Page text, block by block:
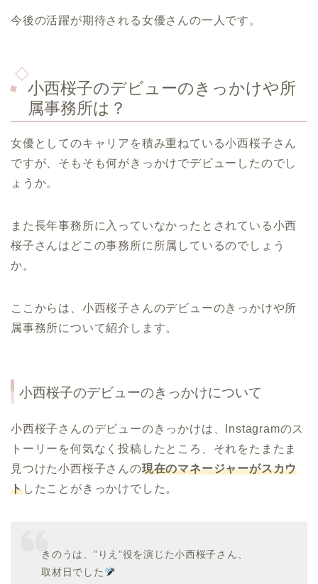
今後の活躍が期待される女優さんの一人です。
小西桜子のデビューのきっかけや所
属事務所は？
女優としてのキャリアを積み重ねている小西桜子さん
ですが、そもそも何がきっかけでデビューしたのでし
ょうか。
また長年事務所に入っていなかったとされている小西
桜子さんはどこの事務所に所属しているのでしょう
か。
ここからは、小西桜子さんのデビューのきっかけや所
属事務所について紹介します。
小西桜子のデビューのきっかけについて
小西桜子さんのデビューのきっかけは、Instagramのス
トーリーを何気なく投稿したところ、それをたまたま
見つけた小西桜子さんの現在のマネージャーがスカウ
トしたことがきっかけでした。
きのうは、”りえ”役を演じた小西桜子さん、
取材日でした